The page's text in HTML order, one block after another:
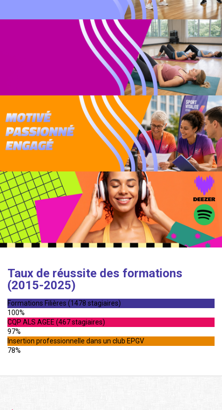
Taux de réussite des formations
(2015-2025)
Formations Filières (1478 stagiaires)
100%
CQP ALS AGEE (467 stagiaires)
97%
Insertion professionnelle dans un club EPGV
78%